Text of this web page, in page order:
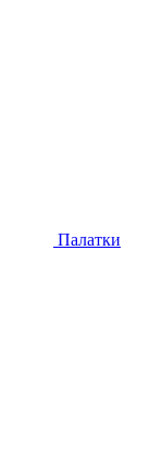
Палатки